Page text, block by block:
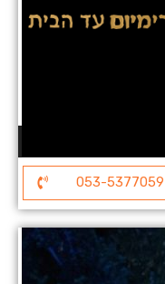
053-5377059